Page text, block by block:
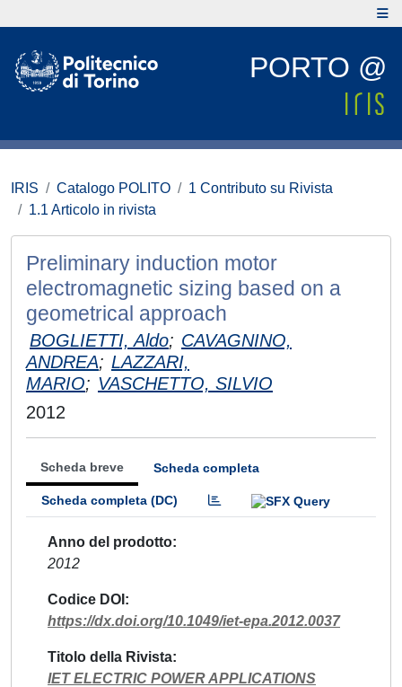
PORTO @
IRIS Catalogo POLITO
1 Contributo su Rivista
1.1 Articolo in rivista
Preliminary induction motor
electromagnetic sizing based on a
geometrical approach
BOGLIETTI, Aldo; CAVAGNINO,
ANDREA; LAZZARI,
MARIO; VASCHETTO, SILVIO
2012
Scheda breve Scheda completa
Scheda completa (DC)
Anno del prodotto
2012
Codice DOI
https://dx.doi.org/10.1049/iet-epa.2012.0037
Titolo della Rivista
IET ELECTRIC POWER APPLICATIONS